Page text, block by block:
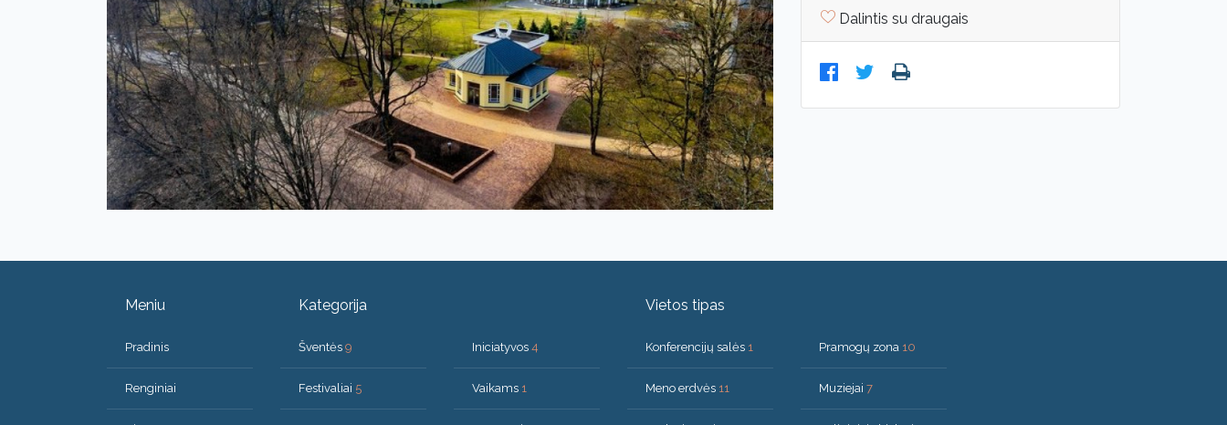
Dalintis su draugais
Meniu
Pradinis
Renginiai
Kategorija
Šventės 9
Festivaliai 5
Iniciatyvos 4
Vaikams 1
Vietos tipas
Konferencijų salės 1
Meno erdvės 11
Pramogų zona 10
Muziejai 7